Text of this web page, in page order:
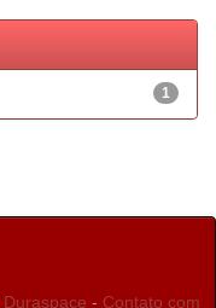
1
Duraspace - Contato com